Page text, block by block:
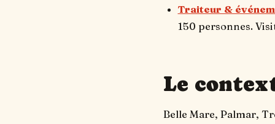
Traiteur &
150 personnes.
Le
Belle Mare, Palmar,